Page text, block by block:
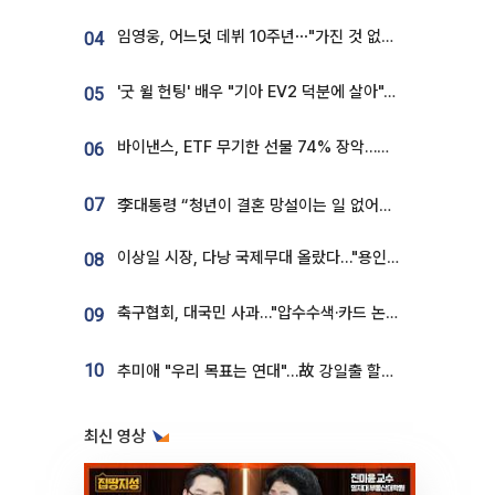
04 임영웅, 어느덧 데뷔 10주년⋯"가진 것 없던 시절, 내 앞엔 20명의 팬뿐"
05 '굿 윌 헌팅' 배우 "기아 EV2 덕분에 살아"…교통사고 후 안전성 극찬
06 바이낸스, ETF 무기한 선물 74% 장악…한국 레버리지 ETF 거래 급증 [e가상자산]
07 李대통령 “청년이 결혼 망설이는 일 없어야...제도상 불이익 조사”
08 이상일 시장, 다낭 국제무대 올랐다…"용인, 세계 최대 반도체 도시 된다"
09 축구협회, 대국민 사과…"압수수색·카드 논란 사죄, 강도 높은 쇄신"
10 추미애 "우리 목표는 연대"…故 강일출 할머니 흉상 제막
최신 영상